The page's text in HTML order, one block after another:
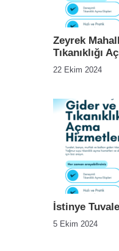
Zeyrek
Tıkanıklığı
22 Ekim 2024
İstinye
5 Ekim 2024